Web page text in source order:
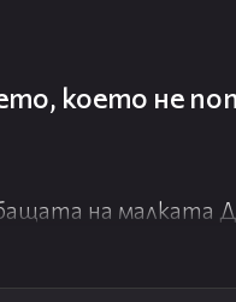
което не
на малката